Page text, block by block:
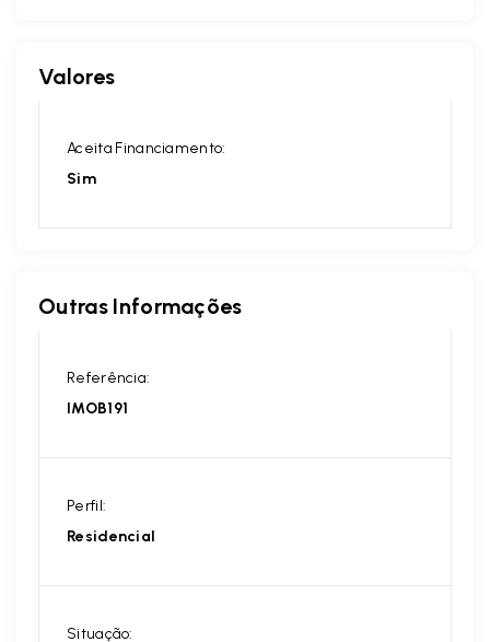
Valores
Aceita Financiamento:
Sim
Outras Informações
Referência:
IMOB191
Perfil:
Residencial
Situação: